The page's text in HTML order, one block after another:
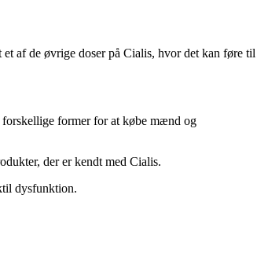
af de øvrige doser på Cialis, hvor det kan føre til
former for at købe mænd og
der er kendt med Cialis.
dysfunktion.